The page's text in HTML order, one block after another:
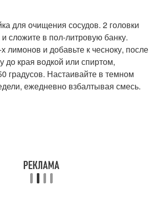
для очищения сосудов. 2 головки
сложите в пол-литровую банку.
лимонов и добавьте к чесноку, после
до края водкой или спиртом,
градусов. Настаивайте в темном
ежедневно взбалтывая смесь.